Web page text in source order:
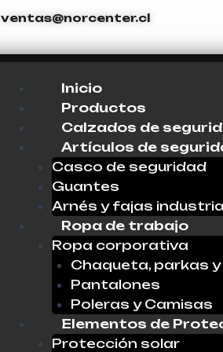
ventas@norcenter.cl
Inicio
Productos
Calzados de
Artículos de
Casco de seguridad
Guantes
Arnés y fajas
Ropa de trabajo
Ropa corporativa
Chaqueta, parkas
Pantalones
Poleras y Camisas
Elementos de
Protección solar